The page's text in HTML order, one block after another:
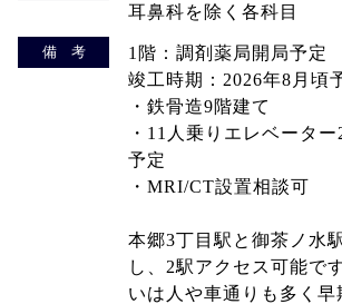
耳鼻科を除く各科目
備 考
1階：調剤薬局開局予定
竣工時期：2026年8月頃
・鉄骨造9階建て
・11人乗りエレベータ
予定
・MRI/CT設置相談可
本郷3丁目駅と御茶ノ水
し、2駅アクセス可能で
いは人や車通りも多く早